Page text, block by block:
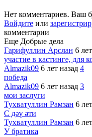
Нет комментариев. Ваш
Войдите или
комментарии
Еще Добрые дела
Гарифуллин Арслан 6
участие в кастинге, для
Almazik09 6 лет назад 4
победа
Almazik09 6 лет назад 3
мои заслуги
Тухватуллин Рамзан 6
С дәү әти
Тухватуллин Рамзан 6
У братика